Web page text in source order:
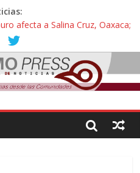
afecta a Salina Cruz, Oaxaca;
Marqués denuncian daños de
por la Universidad Bienestar de
tras amparo
Leyva se reúnen con titular de
de nuevo despojo de su